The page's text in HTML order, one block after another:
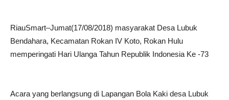
RiauSmart–Jumat(17/08/2018) masyarakat Desa Lubuk
Bendahara, Kecamatan Rokan IV Koto, Rokan Hulu
memperingati Hari Ulanga Tahun Republik Indonesia Ke -73
Acara yang berlangsung di Lapangan Bola Kaki desa Lubuk